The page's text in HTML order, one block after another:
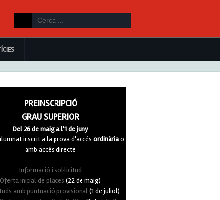
PREINSCRIPCIÓ
GRAU SUPERIOR
Del 26 de maig a l'1 de juny
inscrit a la prova d'accésordinàriao
amb accés directe
Informació i sol·licitud
Oferta inicial de places (22 de maig)
amb puntuació provisional(1 de juliol)